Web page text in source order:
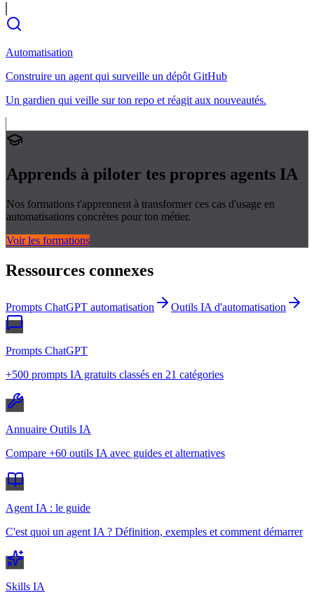
Automatisation
Construire un agent qui surveille un dépôt GitHub
Un gardien qui veille sur ton repo et réagit aux nouveautés.
Apprends à piloter tes propres agents IA
Nos formations t'apprennent à transformer ces cas d'usage en
automatisations concrètes pour ton métier.
Voir les formations
Ressources connexes
Prompts ChatGPT automatisation Outils IA d'automatisation
Prompts ChatGPT
+500 prompts IA gratuits classés en 21 catégories
Annuaire Outils IA
Compare +60 outils IA avec guides et alternatives
Agent IA : le guide
C'est quoi un agent IA ? Définition, exemples et comment démarrer
Skills IA